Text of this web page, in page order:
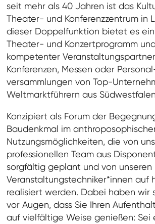
seit mehr als 40 Jahren ist das
Theater- und Konferenzzentrum in
dieser Doppelfunktion bietet es
Theater- und Konzertprogramm
kompetenter
Konferenzen, Messen oder
versammlungen von Top-
Weltmarktführern aus
Konzipiert als Forum der
Baudenkmal im
Nutzungsmöglichkeiten, die von
professionellen Team aus
sorgfältig geplant und von unseren
Veranstaltungstechniker*innen auf
realisiert werden. Dabei haben wir
vor Augen, dass Sie Ihren
auf vielfältige Weise genießen: Sei